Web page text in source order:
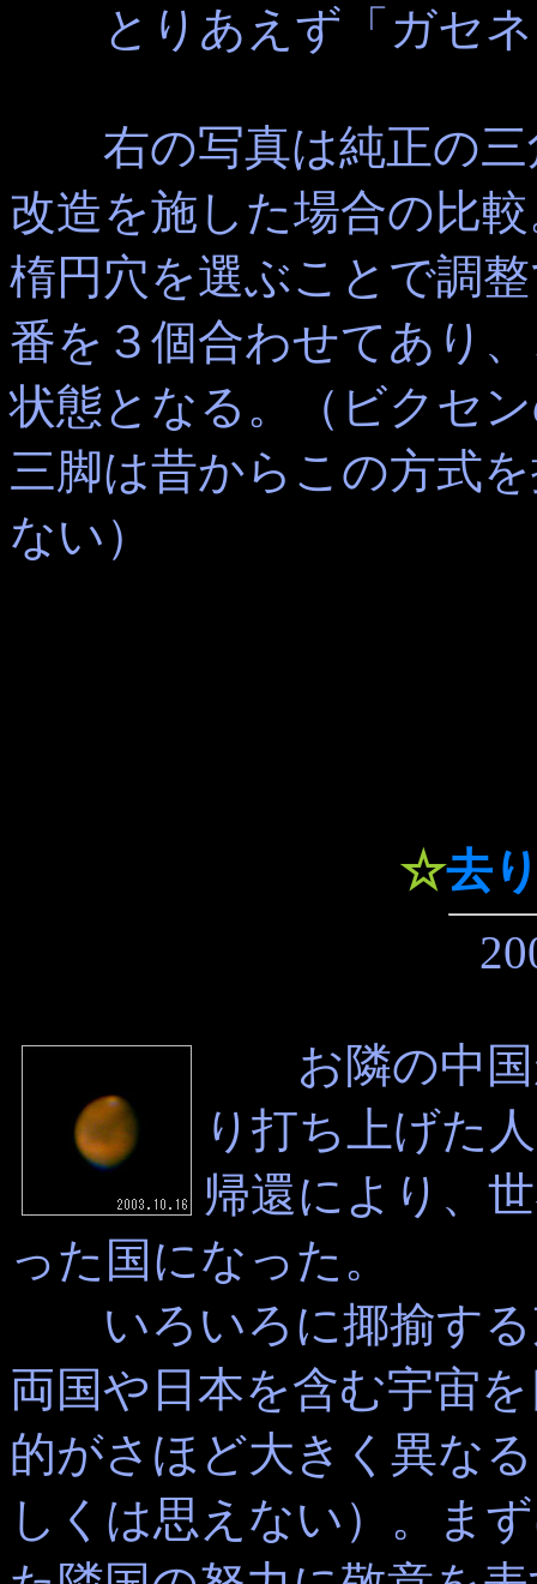
とりあえず「ガセネ
右の写真は純正の三
改造を施した場合の比
楕円穴を選ぶことで調
番を３個合わせてあり
状態となる。（ビクセ
三脚は昔からこの方式
ない）
☆去
お隣の中国
り打ち上げた
帰還により、
った国になった。
いろいろに揶揄する
両国や日本を含む宇宙
的がさほど大きく異な
しくは思えない）。ま